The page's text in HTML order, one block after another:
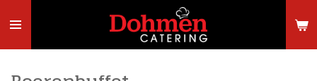
direct